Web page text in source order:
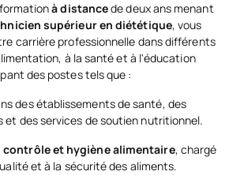
à distancede deux ans menant
supérieur en diététique, vous
carrière professionnelle dans différents
à la santé et à l'éducation
des postes tels que :
des établissements de santé, des
et des services de soutien nutritionnel.
contrôle et hygiène alimentaire, chargé
et à la sécurité des aliments.